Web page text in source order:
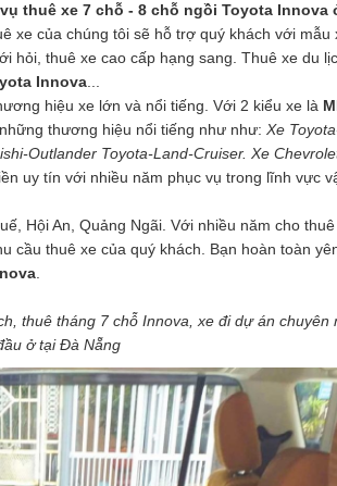
thuê xe 7 chỗ - 8 chỗ ngồi Toyota Innova
xe của chúng tôi sẽ hỗ trợ quý khách với mẫu
hỏi, thuê xe cao cấp hạng sang. Thuê xe du
Innova
hiệu xe lớn và nổi tiếng. Với 2 kiểu xe là
thương hiệu nổi tiếng như như: Xe
Outlander Toyota-Land-Cruiser. Xe
uy tín với nhiều năm phục vụ trong lĩnh vực
Hội An, Quảng Ngãi. Với nhiều năm cho
cầu thuê xe của quý khách. Bạn hoàn toàn
thuê tháng 7 chỗ Innova, xe đi dự án chuyên
ở tại Đà Nẵng